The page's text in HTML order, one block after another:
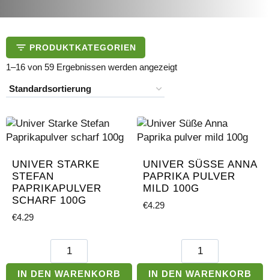
PRODUKTKATEGORIEN
1–16 von 59 Ergebnissen werden angezeigt
UNIVER STARKE
STEFAN
PAPRIKAPULVER
SCHARF 100G
€4.29
Univer
Starke
Stefan
IN DEN WARENKORB
UNIVER SÜSSE ANNA P
APRIKA PULVER M
ILD 100G
€4.29
Univer
Süße
Anna
IN DEN WARENKORB